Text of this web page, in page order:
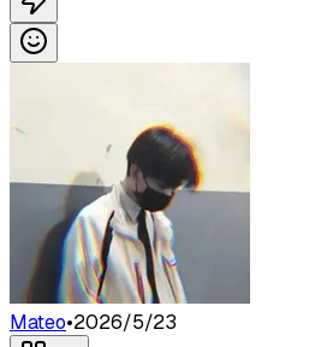
Mateo•2026/5/23